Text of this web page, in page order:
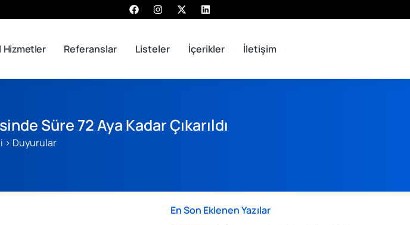
Hizmetler Referanslar Listeler İçerikler İletişim
Süre 72 Aya Kadar Çıkarıldı
> Duyurular
En Son Eklenen Yazılar